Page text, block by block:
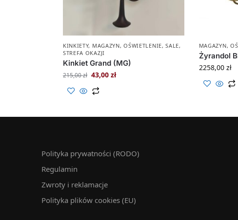
KINKIETY, MAGAZYN,OŚWIETLENIE,SALE,
STREFA OKAZJI
Kinkiet Grand (MG)
215,00zł 43,00 zł
MAGAZYN,
Żyrandol
2258,00 zł
Polityka prywatności (RODO)
Regulamin
Zwroty i reklamacje
Polityka plików cookies (EU)